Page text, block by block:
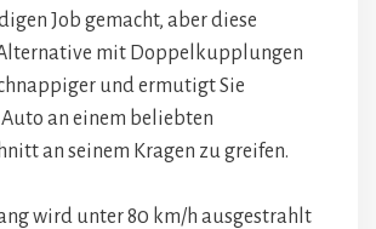
Job gemacht, aber diese
mit Doppelkupplungen
und ermutigt Sie
an einem beliebten
an seinem Kragen zu greifen.
wird unter 80 km/h ausgestrahlt